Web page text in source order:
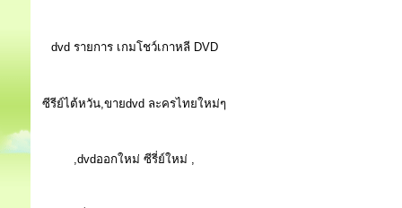
dvd รายการ เกมโชว์เกาหลี DVD
ซีรีย์ไต้หวัน,ขายdvd ละครไทยใหม่ๆ
,dvdออกใหม่ ซีรี่ย์ใหม่ ,